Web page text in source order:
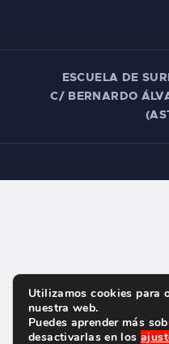
ESCUELA DE
C/ BERNARDO
Utilizamos cookies para
nuestra web.
Puedes aprender más
desactivarlas en los